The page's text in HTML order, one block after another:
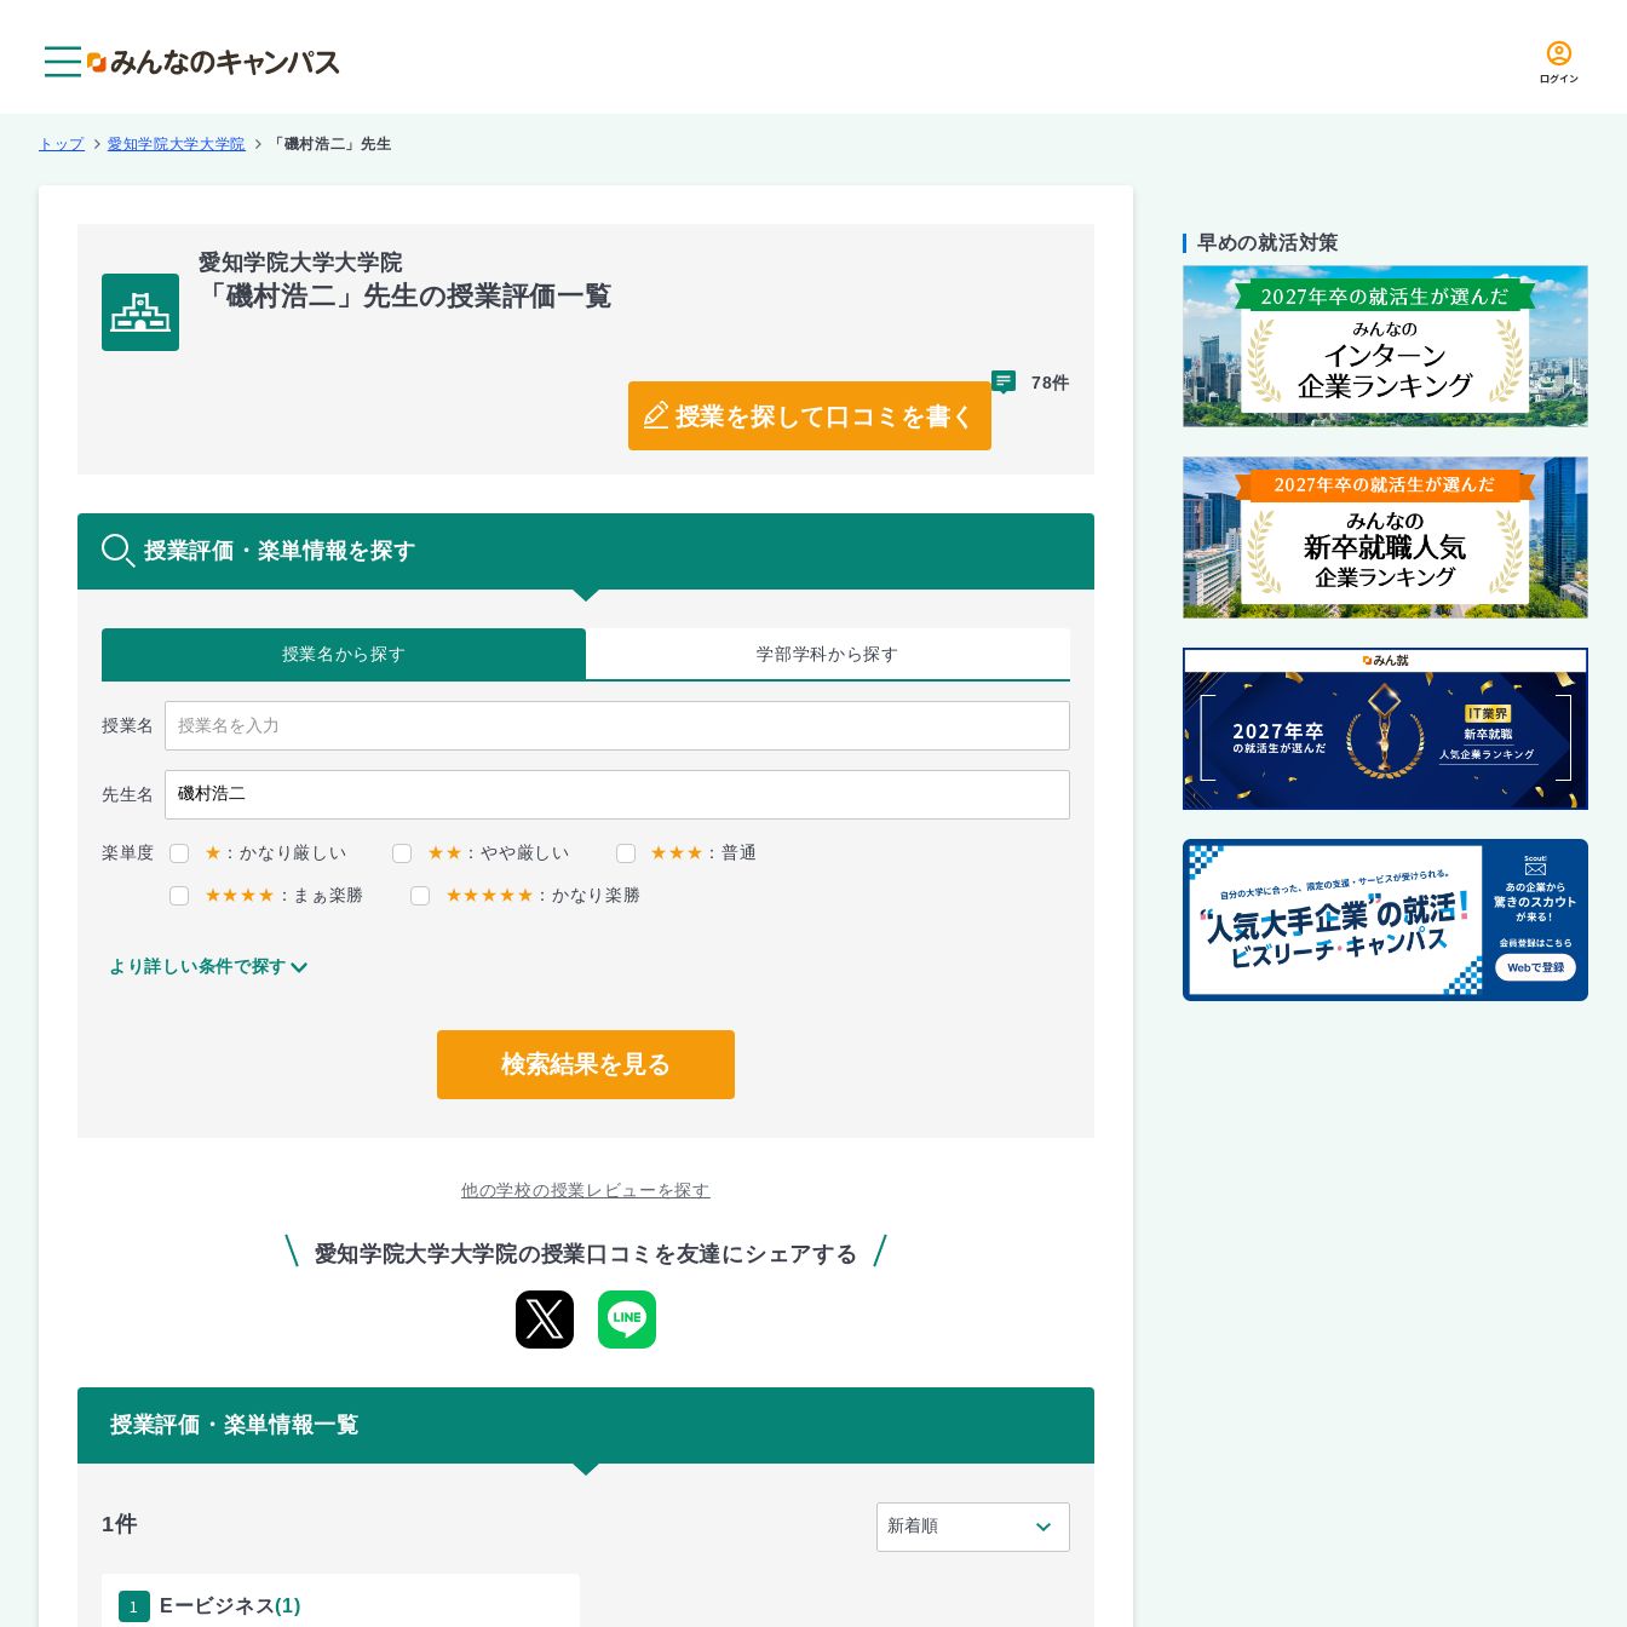
ログイン
トップ 愛知学院大学大学院 「磯村浩二」先生
愛知学院大学大学院
「磯村浩二」先生の授業評価一覧
授業を探して口コミを書く
78件
授業評価・楽単情報を探す
授業名から探す 学部学科から探す
授業名
先生名
楽単度 ★ ：かなり厳しい ★★ ：やや厳しい ★★★ ：普通
★★★★ ：まぁ楽勝 ★★★★★ ：かなり楽勝
より詳しい条件で探す
検索結果を見る
他の学校の授業レビューを探す
愛知学院大学大学院の授業口コミを友達にシェアする
授業評価・楽単情報一覧
1件
1 Eービジネス(1)
早めの就活対策